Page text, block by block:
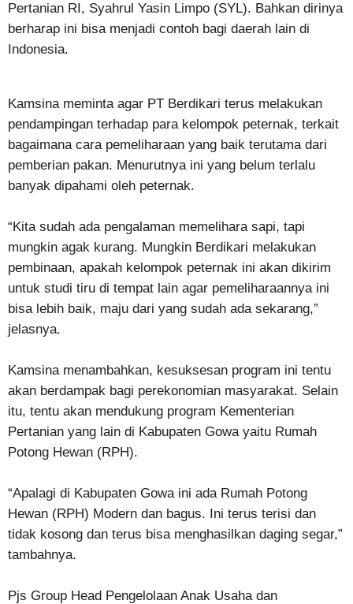
Pertanian RI, Syahrul Yasin Limpo (SYL). Bahkan dirinya
berharap ini bisa menjadi contoh bagi daerah lain di
Indonesia.
Kamsina meminta agar PT Berdikari terus melakukan
pendampingan terhadap para kelompok peternak, terkait
bagaimana cara pemeliharaan yang baik terutama dari
pemberian pakan. Menurutnya ini yang belum terlalu
banyak dipahami oleh peternak.
“Kita sudah ada pengalaman memelihara sapi, tapi
mungkin agak kurang. Mungkin Berdikari melakukan
pembinaan, apakah kelompok peternak ini akan dikirim
untuk studi tiru di tempat lain agar pemeliharaannya ini
bisa lebih baik, maju dari yang sudah ada sekarang,”
jelasnya.
Kamsina menambahkan, kesuksesan program ini tentu
akan berdampak bagi perekonomian masyarakat. Selain
itu, tentu akan mendukung program Kementerian
Pertanian yang lain di Kabupaten Gowa yaitu Rumah
Potong Hewan (RPH).
“Apalagi di Kabupaten Gowa ini ada Rumah Potong
Hewan (RPH) Modern dan bagus. Ini terus terisi dan
tidak kosong dan terus bisa menghasilkan daging segar,”
tambahnya.
Pjs Group Head Pengelolaan Anak Usaha dan